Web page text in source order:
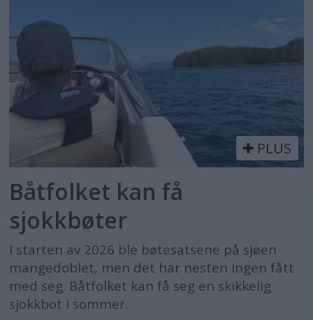
PLUS
Båtfolket kan få
sjokkbøter
I starten av 2026 ble bøtesatsene på sjøen
mangedoblet, men det har nesten ingen fått
med seg. Båtfolket kan få seg en skikkelig
sjokkbot i sommer.